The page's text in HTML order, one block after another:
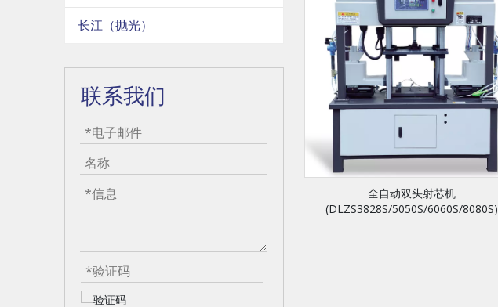
长江（抛光）
联系我们
全自动双头射芯机
(DLZS3828S/5050S/6060S/8080S)